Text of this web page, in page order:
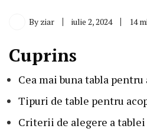
By ziar iulie 2, 2024 14
Cuprins
Cea mai buna tabla
Tipuri de table pentru
Criterii de alegere a